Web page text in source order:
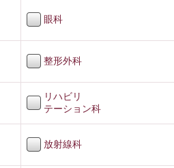
眼科
整形外科
リハビリ
テーション科
放射線科